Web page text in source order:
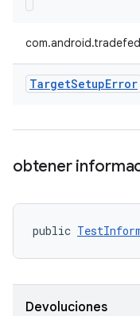
TargetSetupError
obtener
public
Devoluciones